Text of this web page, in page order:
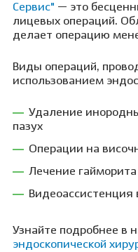
Сервис" — это
лицевых операций.
делает операцию
Виды операций,
использованием
Удаление
пазух
Операции на
Лечение гайморита
Видеоассистенция
Узнайте подробнее в
эндоскопической